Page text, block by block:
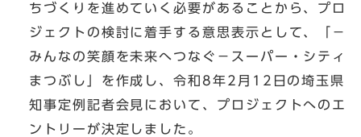
ちづくりを進めていく必要があることから、プロ
ジェクトの検討に着手する意思表示として、「－
みんなの笑顔を未来へつなぐ－スーパー・シティ
まつぶし」を作成し、令和8年2月12日の埼玉県
知事定例記者会見において、プロジェクトへのエ
ントリーが決定しました。